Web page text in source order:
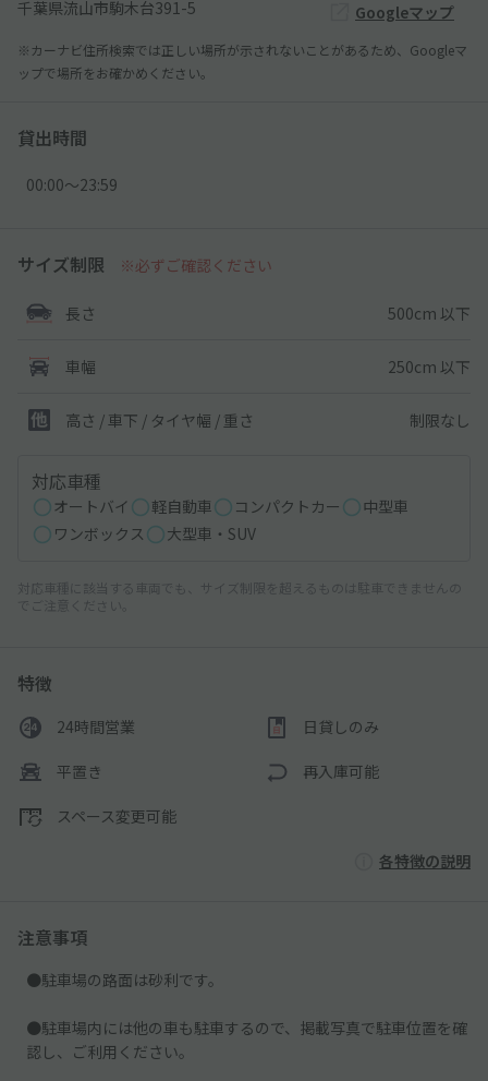
千葉県流山市駒木台391-5 Googleマップ
※カーナビ住所検索では正しい場所が示されないことがあるため、Googleマ
ップで場所をお確かめください。
貸出時間
00:00〜23:59
サイズ制限 ※必ずご確認ください
長さ 500cm 以下
車幅 250cm 以下
高さ / 車下 / タイヤ幅 / 重さ 制限なし
対応車種
オートバイ 軽自動車 コンパクトカー
中型車
ワンボックス
大型車・SUV
対応車種に該当する車両でも、サイズ制限を超えるものは駐車できませんの
でご注意ください。
特徴
24時間営業 日貸しのみ
平置き 再入庫可能
スペース変更可能
各特徴の説明
注意事項
●駐車場の路面は砂利です。
●駐車場内には他の車も駐車するので、掲載写真で駐車位置を確
認し、ご利用ください。